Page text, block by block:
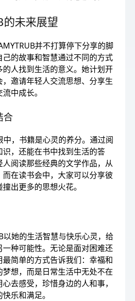
的未来展望
并不打算停下分享的脚
的故事和智慧通过不同的方式
人找到生活的意义。她计划开
邀请年轻人交流思想、分享生
中成长。
合
中，书籍是心灵的养分。通过阅
，还能在书中找到生活的答
阅读那些经典的文学作品，从
在读书会中，大家可以分享彼
出更多的思想火花。
以她的生活智慧与快乐心灵，给
种可能性。无论是面对困难还
简单的方式告诉我们：幸福和
想，而是日常生活中无处不在
去感受，珍惜身边的人和事，
乐和满足。